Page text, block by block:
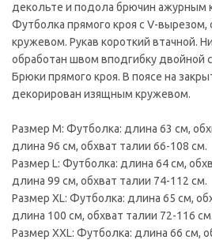
декольте и подола брючин ажурным
Футболка прямого кроя с V-
кружевом. Рукав короткий втачной.
обработан швом вподгибку двойной
Брюки прямого кроя. В поясе на
декорирован изящным кружевом.
Размер M: Футболка: длина 63 см,
длина 96 см, обхват талии 66-108 см.
Размер L: Футболка: длина 64 см,
длина 99 см, обхват талии 74-112 см.
Размер XL: Футболка: длина 65 см,
длина 100 см, обхват талии 72-116 см.
Размер XXL: Футболка: длина 66 см,